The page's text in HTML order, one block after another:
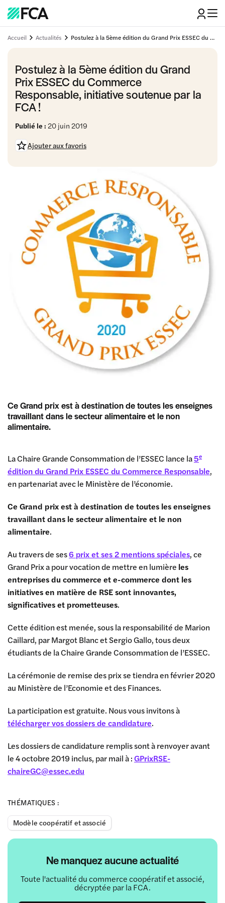
Accueil Actualités Postulez à la 5ème édition du Grand Prix ESSEC du Commerce Responsable, initiative soutenue par la FCA !
Postulez à la 5ème édition du Grand
Prix ESSEC du Commerce
Responsable, initiative soutenue par la
FCA !
Publié le : 20 juin 2019
Ajouter aux favoris
THÉMATIQUES :
Modèle coopératif et associé
Ne manquez aucune actualité
Toute l'actualité du commerce coopératif et associé,
décryptée par la FCA.
Ce Grand prix est à destination de toutes les enseignes
travaillant dans le secteur alimentaire et le non
alimentaire.
La Chaire Grande Consommation de l’ESSEC lance la5e
édition du Grand Prix ESSEC du Commerce Responsable,
en partenariat avec le Ministère de l’économie.
Ce Grand prix est à destination de toutes les enseignes
travaillant dans le secteur alimentaire et le non
alimentaire.
Au travers de ses6 prix et ses 2 mentions spéciales, ce
Grand Prix a pour vocation de mettre en lumière les
entreprises du commerce et e-commerce dont les
initiatives en matière de RSE sont innovantes,
significatives et prometteuses.
Cette édition est menée, sous la responsabilité de Marion
Caillard, par Margot Blanc et Sergio Gallo, tous deux
étudiants de la Chaire Grande Consommation de l’ESSEC.
La cérémonie de remise des prix se tiendra en février 2020
au Ministère de l’Economie et des Finances.
La participation est gratuite. Nous vous invitons à
télécharger vos dossiers de candidature.
Les dossiers de candidature remplis sont à renvoyer avant
le 4 octobre 2019 inclus, par mail à :GPrixRSE-
chaireGC@essec.edu